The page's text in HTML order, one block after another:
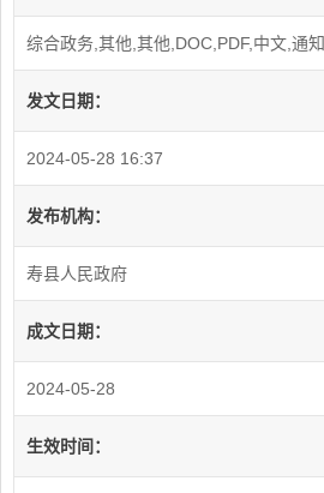
综合政务,其他,其他,DOC,PDF,中文,通知
发文日期：
2024-05-28 16:37
发布机构：
寿县人民政府
成文日期：
2024-05-28
生效时间：